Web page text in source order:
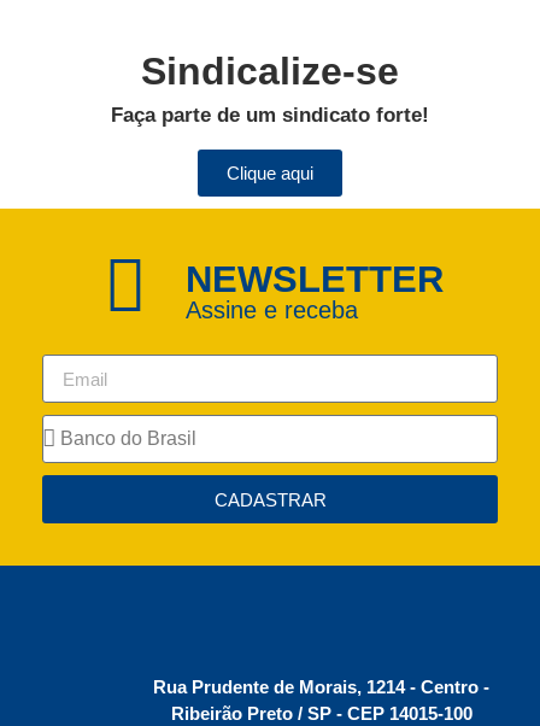
Sindicalize-se
Faça parte de um sindicato forte!
Clique aqui
NEWSLETTER
Assine e receba
CADASTRAR
Rua Prudente de Morais, 1214 - Centro -
Ribeirão Preto / SP - CEP 14015-100